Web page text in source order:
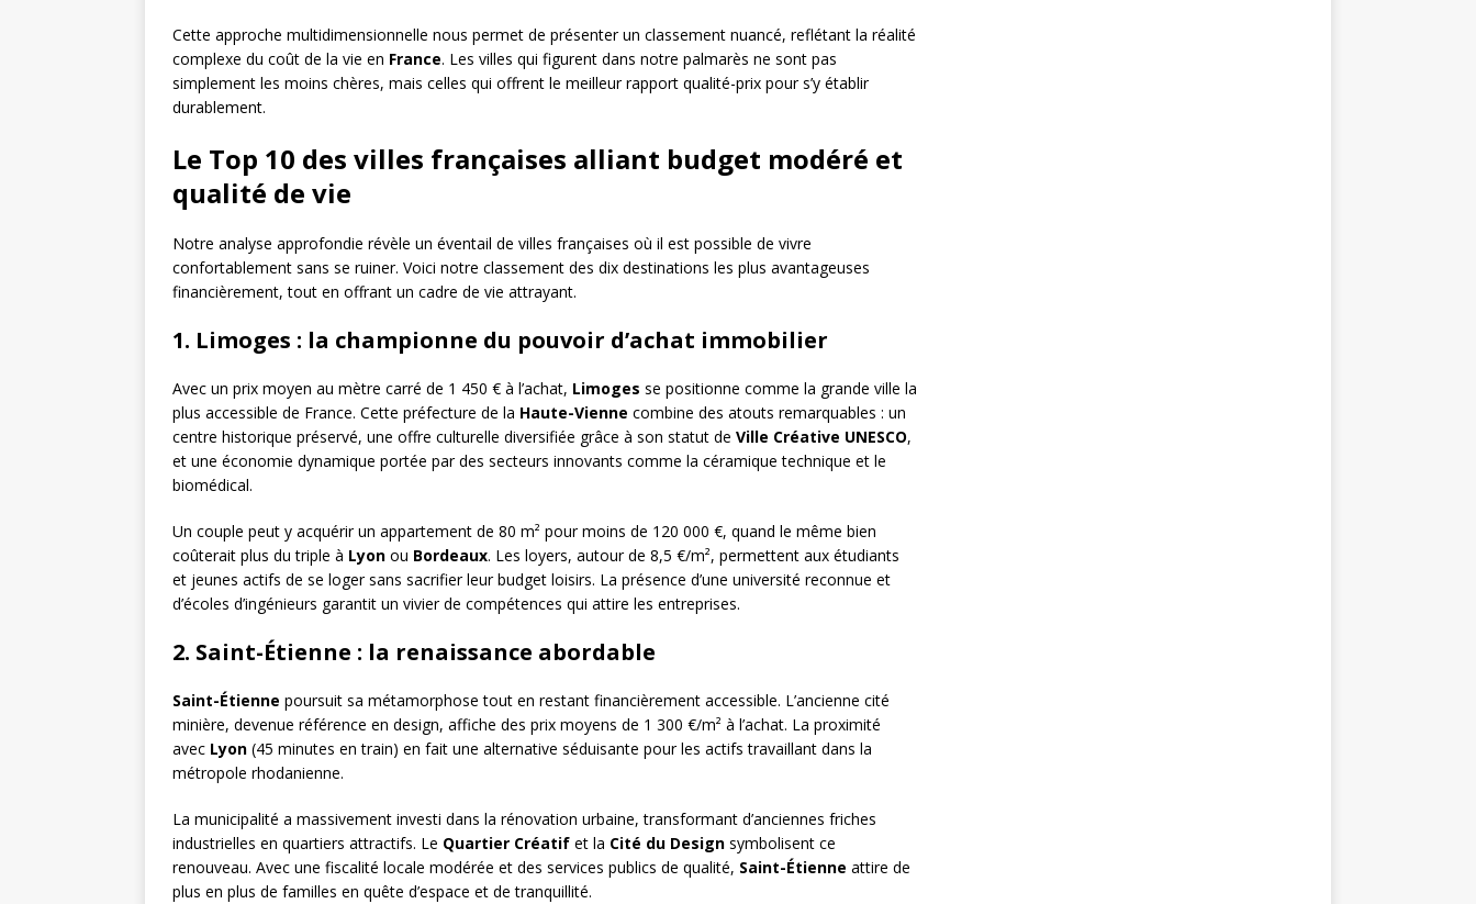
Cette approche multidimensionnelle nous permet de présenter un classement nuancé, reflétant la réalité
complexe du coût de la vie en France. Les villes qui figurent dans notre palmarès ne sont pas
simplement les moins chères, mais celles qui offrent le meilleur rapport qualité-prix pour s’y établir
durablement.
Le Top 10 des villes françaises alliant budget modéré et
qualité de vie
Notre analyse approfondie révèle un éventail de villes françaises où il est possible de vivre
confortablement sans se ruiner. Voici notre classement des dix destinations les plus avantageuses
financièrement, tout en offrant un cadre de vie attrayant.
1. Limoges : la championne du pouvoir d’achat immobilier
Avec un prix moyen au mètre carré de 1 450 € à l’achat, Limoges se positionne comme la grande ville la
plus accessible de France. Cette préfecture de la Haute-Vienne combine des atouts remarquables : un
centre historique préservé, une offre culturelle diversifiée grâce à son statut de Ville Créative UNESCO,
et une économie dynamique portée par des secteurs innovants comme la céramique technique et le
biomédical.
Un couple peut y acquérir un appartement de 80 m² pour moins de 120 000 €, quand le même bien
coûterait plus du triple à Lyon ou Bordeaux. Les loyers, autour de 8,5 €/m², permettent aux étudiants
et jeunes actifs de se loger sans sacrifier leur budget loisirs. La présence d’une université reconnue et
d’écoles d’ingénieurs garantit un vivier de compétences qui attire les entreprises.
2. Saint-Étienne : la renaissance abordable
Saint-Étienne poursuit sa métamorphose tout en restant financièrement accessible. L’ancienne cité
minière, devenue référence en design, affiche des prix moyens de 1 300 €/m² à l’achat. La proximité
avec Lyon (45 minutes en train) en fait une alternative séduisante pour les actifs travaillant dans la
métropole rhodanienne.
La municipalité a massivement investi dans la rénovation urbaine, transformant d’anciennes friches
industrielles en quartiers attractifs. Le Quartier Créatif et la Cité du Design symbolisent ce
renouveau. Avec une fiscalité locale modérée et des services publics de qualité, Saint-Étienne attire de
plus en plus de familles en quête d’espace et de tranquillité.